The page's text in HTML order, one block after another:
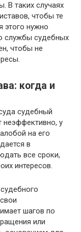
В таких случаях
чтобы те
этого нужно
службы судебных
чтобы не
когда и
судебный
неэффективно, у
на его
в
все сроки,
интересов.
шагов по
или